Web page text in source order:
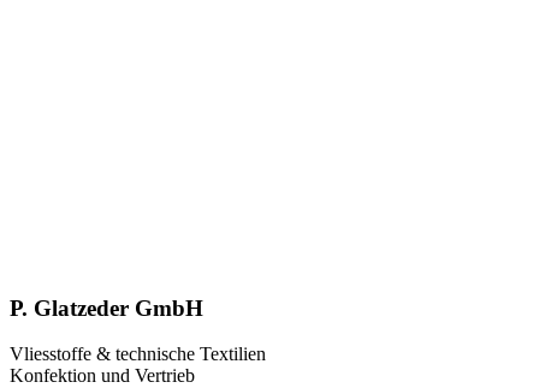
P. Glatzeder GmbH
Vliesstoffe & technische Textilien
Konfektion und Vertrieb